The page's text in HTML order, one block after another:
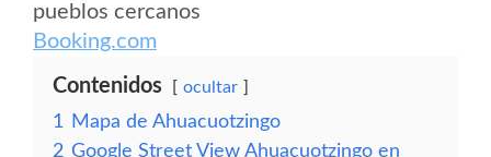
pueblos cercanos
Booking.com
Contenidos ocultar
1
Mapa de Ahuacuotzingo
2 Google Street View Ahuacuotzingo en